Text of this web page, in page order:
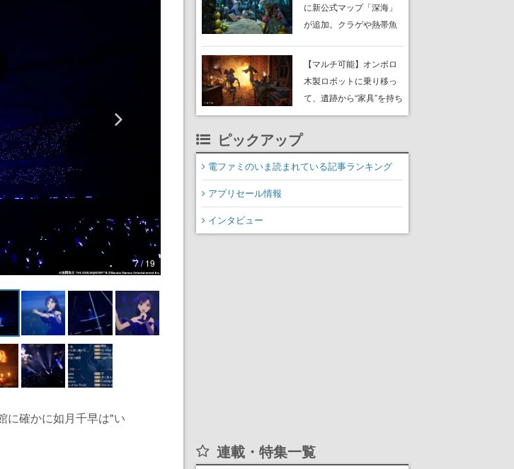
7 / 19
に確かに如月千早は"い
に新公式マップ「深海」
が追加。クラゲや熱帯魚
や大きな貝も
【マルチ可能】オンボロ
木製ロボットに乗り移っ
て、遺跡から“家具”を持ち
帰るホラーアクションゲ
売。迫る“腐敗”から逃げ延
び、持ち帰った家具で基
ピックアップ
電ファミのいま読まれている記事ランキング
アプリセール情報
インタビュー
連載・特集一覧